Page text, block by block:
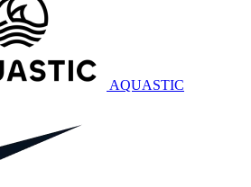
AQUASTIC